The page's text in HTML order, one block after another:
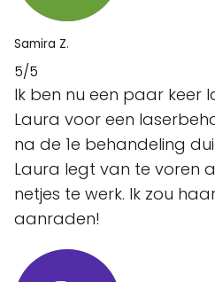
Samira Z.
5/5
Ik ben nu een paar keer
Laura voor een
na de 1e behandeling
Laura legt van te voren
netjes te werk. Ik zou
aanraden!